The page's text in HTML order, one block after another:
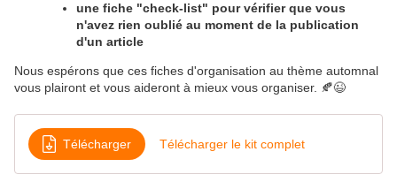
une fiche "check-list" pour vérifier que vous
n'avez rien oublié au moment de la publication
d'un article
Nous espérons que ces fiches d'organisation au thème automnal
vous plairont et vous aideront à mieux vous organiser. 🍂😉
Télécharger Télécharger le kit complet